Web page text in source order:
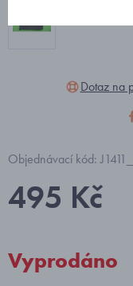
Dotaz na
Objednávací kód:
495 Kč
Vyprodáno